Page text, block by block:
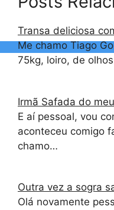
Transa deliciosa
Me chamo Tiago
75kg, loiro, de
Irmã Safada do
E aí pessoal, vou
aconteceu comigo
chamo…
Outra vez a sogra
Olá novamente